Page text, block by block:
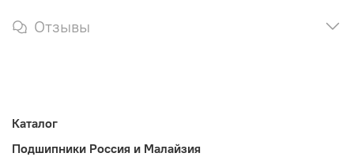
Отзывы
Каталог
Подшипники Россия и Малайзия